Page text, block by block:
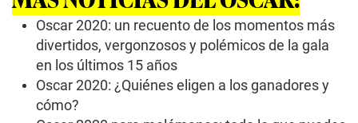
Oscar 2020: un recuento de los momentos más
divertidos, vergonzosos y polémicos de la gala
en los últimos 15 años
Oscar 2020: ¿Quiénes eligen a los ganadores y
cómo?